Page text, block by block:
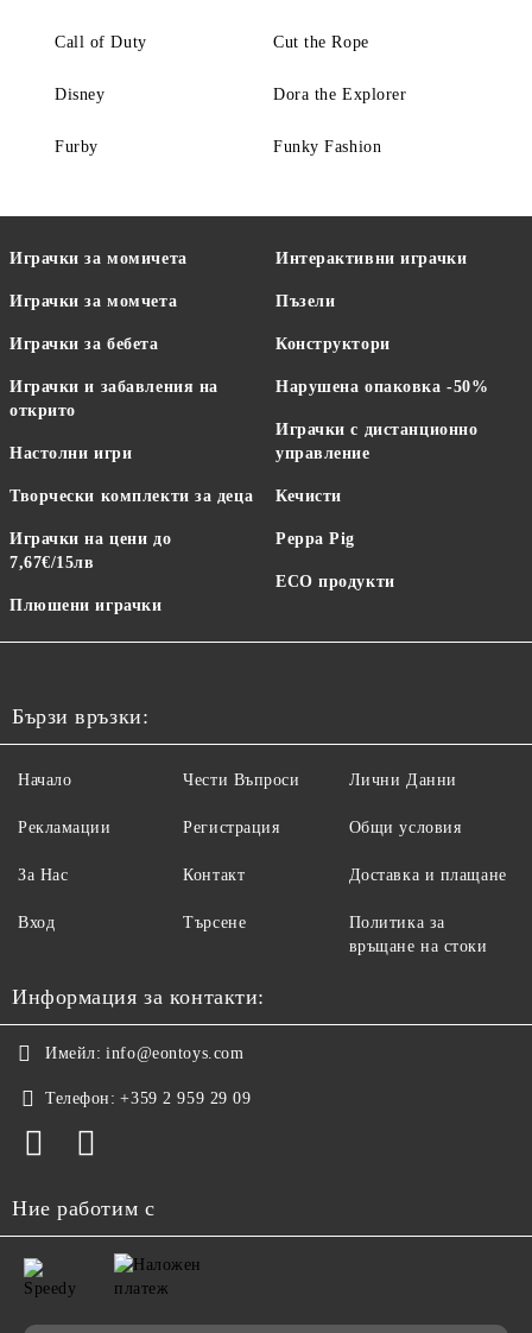
Call of Duty Cut the Rope
Disney Dora the Explorer
Furby Funky Fashion
Играчки за момичета
Играчки за момчета
Играчки за бебета
Играчки и забавления на
открито
Настолни игри
Творчески комплекти за деца
Играчки на цени до
7,67€/15лв
Плюшени играчки
Интерактивни играчки
Пъзели
Конструктори
Нарушена опаковка -50%
Играчки с дистанционно
управление
Кечисти
Peppa Pig
ECO продукти
Бързи връзки:
Начало
Рекламации
За Нас
Вход
Чести Въпроси
Регистрация
Контакт
Търсене
Лични Данни
Общи условия
Доставка и плащане
Политика за
връщане на стоки
Информация за контакти:
Имейл: info@eontoys.com
Телефон: +359 2 959 29 09
Ние работим с